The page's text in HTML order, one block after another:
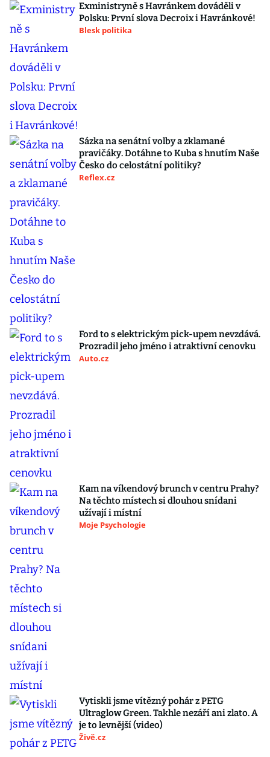
Exministryně s Havránkem dováděli v
Polsku: První slova Decroix i Havránkové!
Blesk politika
Sázka na senátní volby a zklamané
pravičáky. Dotáhne to Kuba s hnutím Naše
Česko do celostátní politiky?
Reflex.cz
Ford to s elektrickým pick-upem nevzdává.
Prozradil jeho jméno i atraktivní cenovku
Auto.cz
Kam na víkendový brunch v centru Prahy?
Na těchto místech si dlouhou snídani
užívají i místní
Moje Psychologie
Vytiskli jsme vítězný pohár z PETG
Ultraglow Green. Takhle nezáří ani zlato. A
je to levnější (video)
Živě.cz